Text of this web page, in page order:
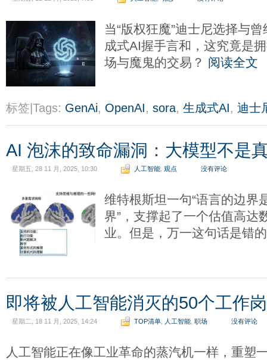
当“版权狂魔”迪士尼选择与
成式AI握手言和，这究竟是
场与魔鬼的交易？ 阅读全文
标签|Tags: GenAi, OpenAI, sora, 生成式AI, 迪士
AI 泡沫的致命漏洞：大模型不是
星期五, 28 11 月, 2025, 10:30 人工智能 观点 没有评论
维特根斯坦一句“语言的边界
界”，支撑起了一个估值高达
业。但是，万一这句话是错
即将被人工智能消灭的50个工作
星期二, 18 11 月, 2025, 14:24 TOP清单 人工智能 职场 没有评论
人工智能正在像工业革命的蒸汽机一样，重塑